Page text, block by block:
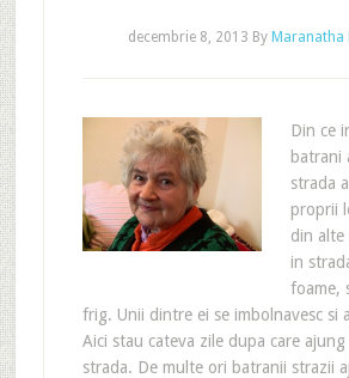
decembrie 8, 2013 By Maranatha
Din ce
batrani
strada
proprii
din alte
in
foame,
frig. Unii dintre ei se imbolnavesc si
Aici stau cateva zile dupa care
strada. De multe ori batranii strazii